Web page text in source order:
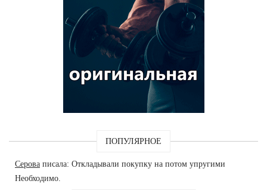
ПОПУЛЯРНОЕ
Серова писала: Откладывали покупку на потом упругими
Необходимо.